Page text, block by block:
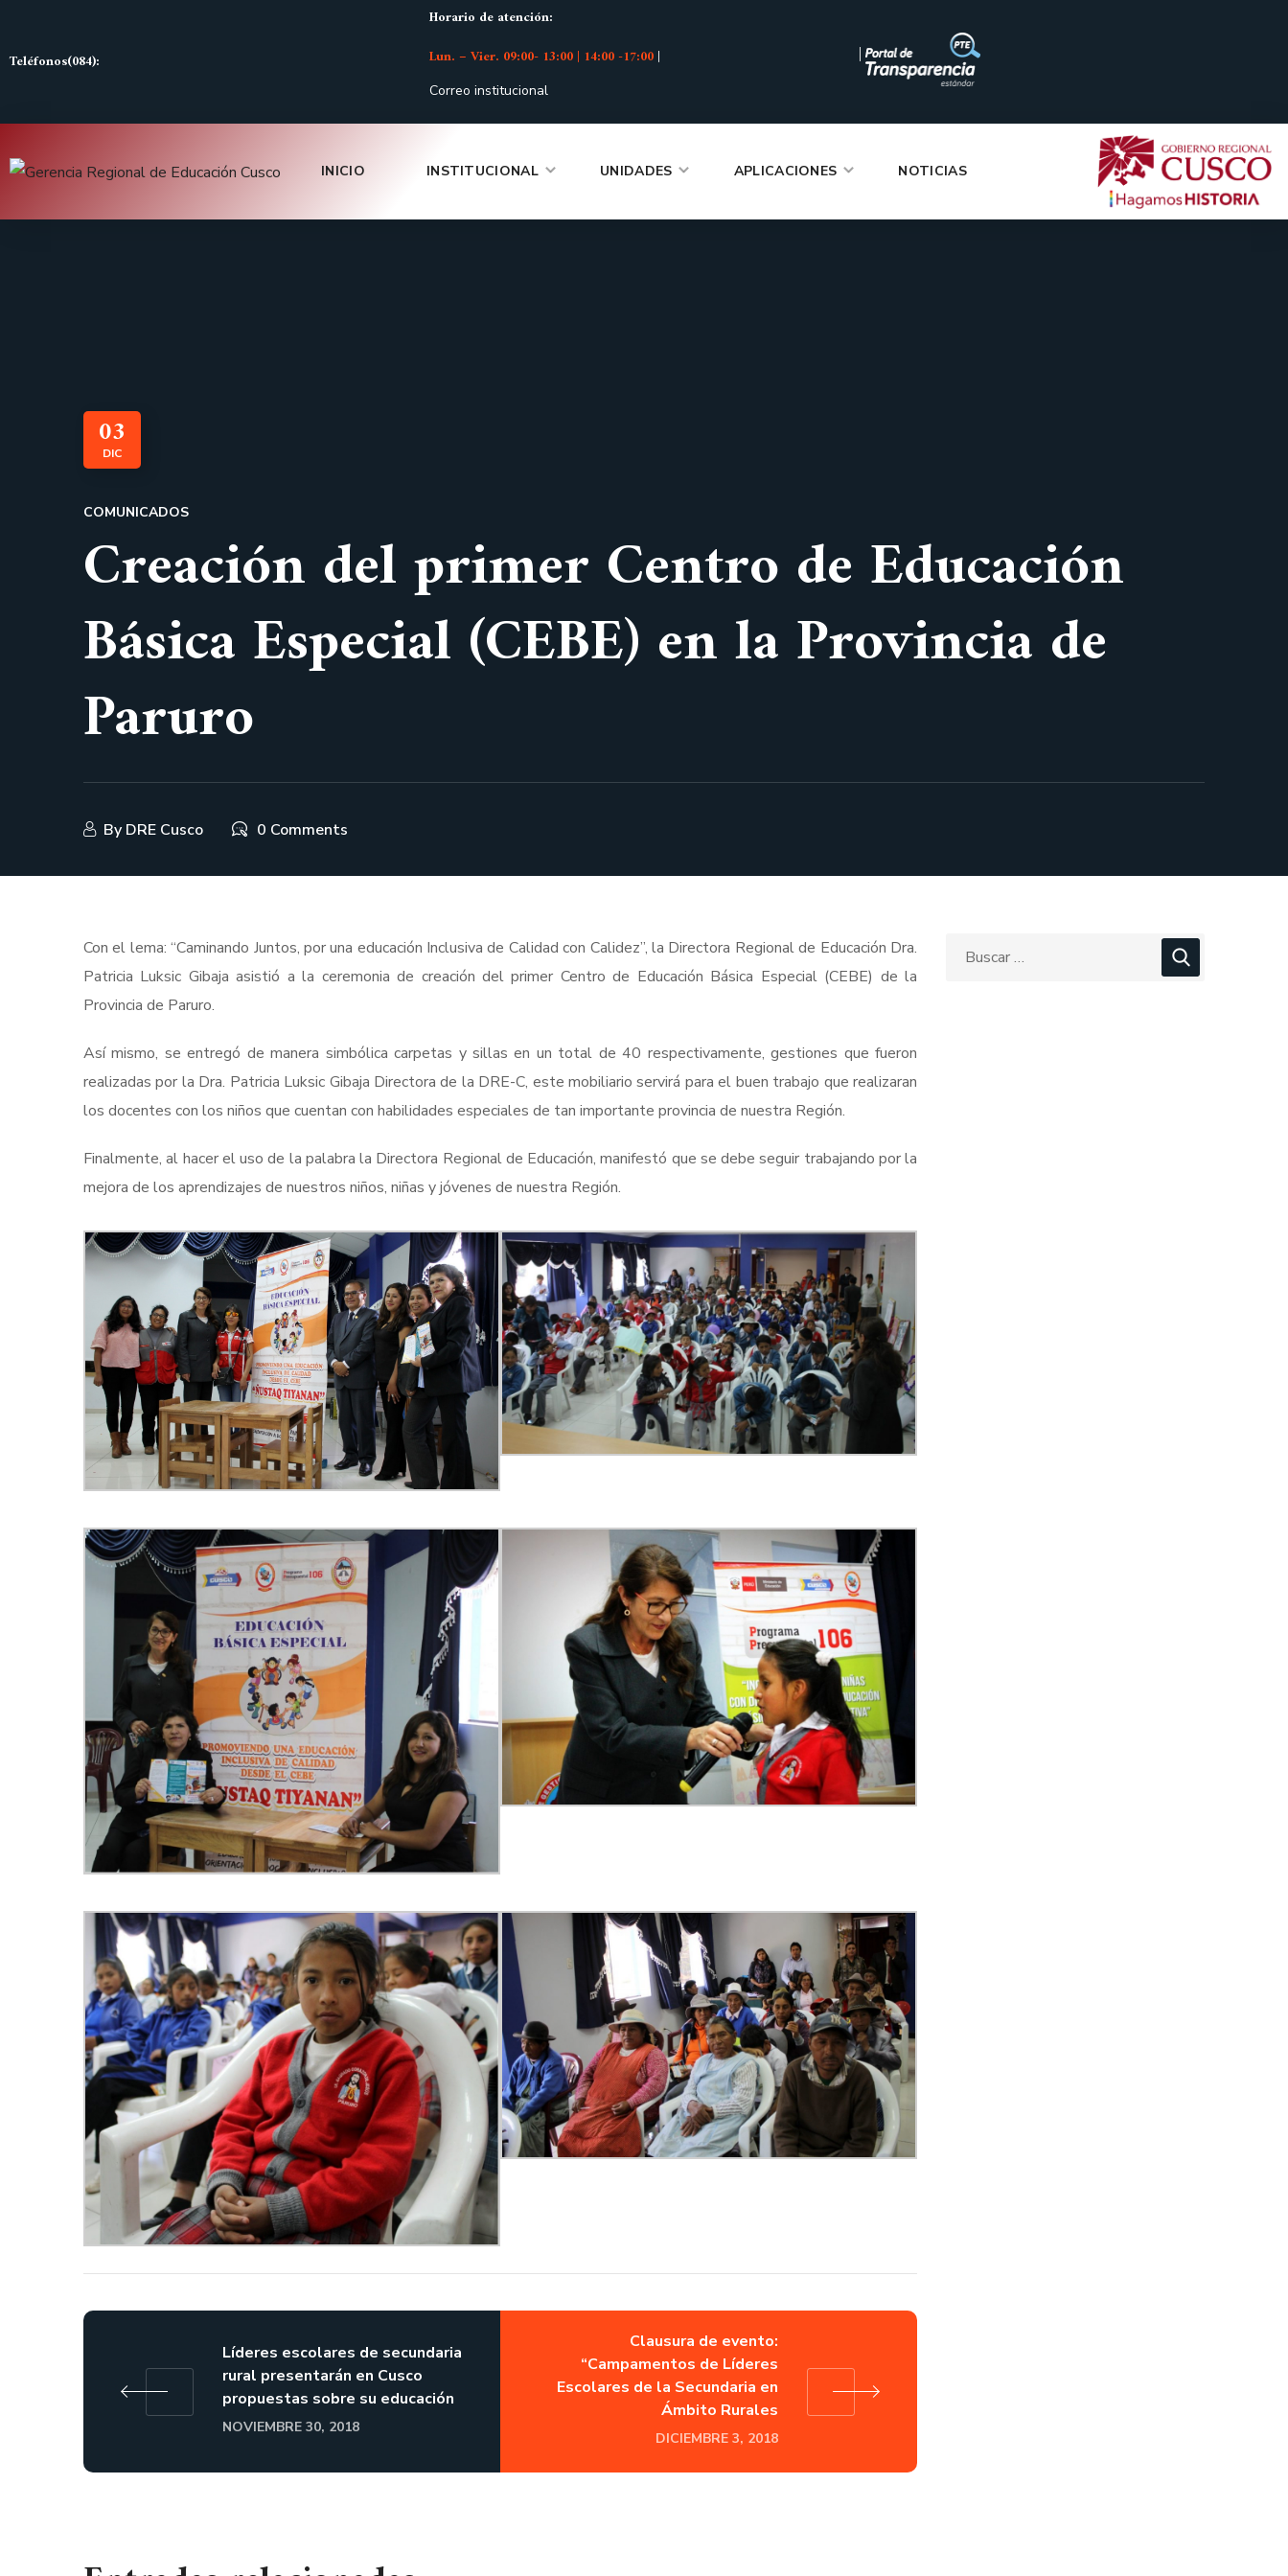
Teléfonos(084):
Horario de atención:
Lun. – Vier. 09:00- 13:00 | 14:00 -17:00|
Correo institucional
|
INICIO INSTITUCIONAL UNIDADES APLICACIONES NOTICIAS
03
DIC
COMUNICADOS
Creación del primer Centro de Educación
Básica Especial (CEBE) en la Provincia de
Paruro
By DRE Cusco 0 Comments
Con el lema: “Caminando Juntos, por una educación Inclusiva de Calidad con Calidez”, la Directora Regional de Educación Dra.
Patricia Luksic Gibaja asistió a la ceremonia de creación del primer Centro de Educación Básica Especial (CEBE) de la
Provincia de Paruro.
Así mismo, se entregó de manera simbólica carpetas y sillas en un total de 40 respectivamente, gestiones que fueron
realizadas por la Dra. Patricia Luksic Gibaja Directora de la DRE-C, este mobiliario servirá para el buen trabajo que realizaran
los docentes con los niños que cuentan con habilidades especiales de tan importante provincia de nuestra Región.
Finalmente, al hacer el uso de la palabra la Directora Regional de Educación, manifestó que se debe seguir trabajando por la
mejora de los aprendizajes de nuestros niños, niñas y jóvenes de nuestra Región.
Líderes escolares de secundaria
rural presentarán en Cusco
propuestas sobre su educación
NOVIEMBRE 30, 2018
Clausura de evento:
“Campamentos de Líderes
Escolares de la Secundaria en
Ámbito Rurales
DICIEMBRE 3, 2018